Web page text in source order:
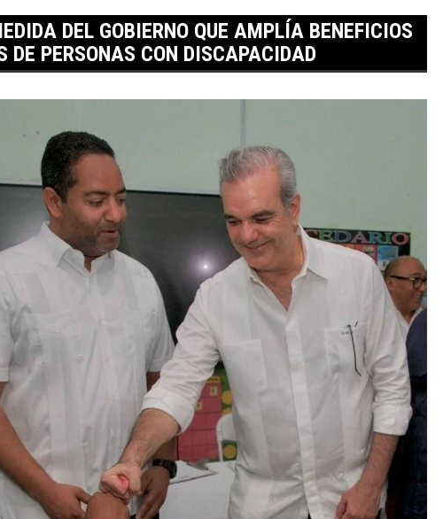
DEL GOBIERNO QUE AMPLÍA BENEFICIOS
PERSONAS CON DISCAPACIDAD